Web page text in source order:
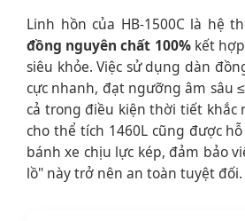
Linh hồn của HB-1500C là hệ
đồng nguyên chất 100%kết hợp
siêu khỏe. Việc sử dụng dàn
cực nhanh, đạt ngưỡng âm sâu
cả trong điều kiện thời tiết khắc
cho thể tích 1460L cũng được
bánh xe chịu lực kép, đảm bảo
lồ" này trở nên an toàn tuyệt đối.